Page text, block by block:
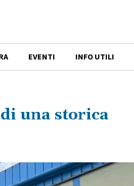
EVENTI INFO UTILI
una storica